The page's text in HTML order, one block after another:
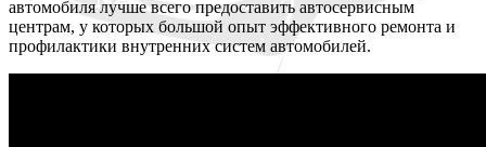
автомобиля лучше всего предоставить автосервисным
центрам, у которых большой опыт эффективного ремонта и
профилактики внутренних систем автомобилей.